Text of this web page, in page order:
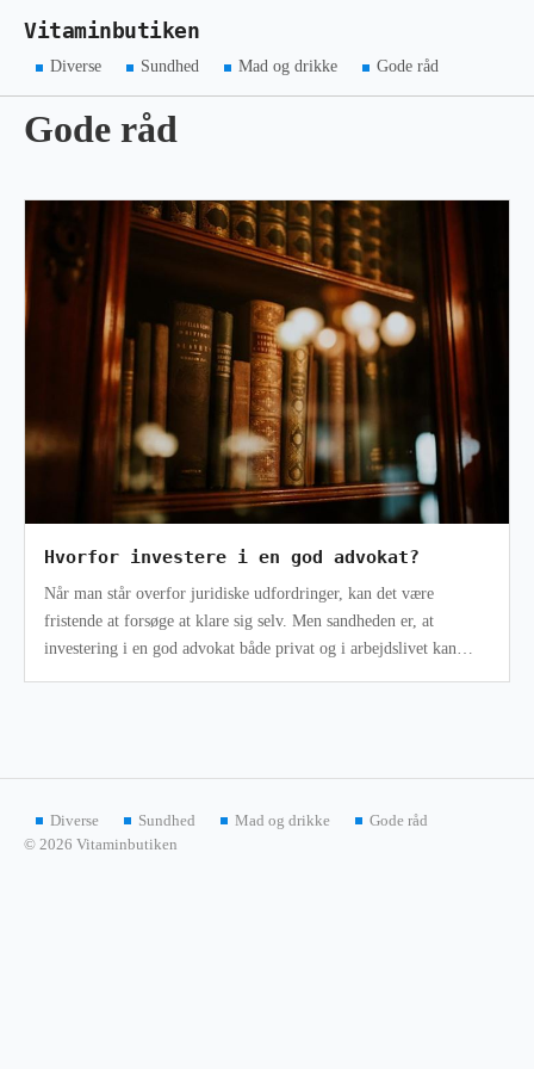
Vitaminbutiken
Diverse Sundhed Mad og drikke Gode råd
Gode råd
Hvorfor investere i en god advokat?
Når man står overfor juridiske udfordringer, kan det være
fristende at forsøge at klare sig selv. Men sandheden er, at
investering i en god advokat både privat og i arbejdslivet kan
Diverse Sundhed Mad og drikke
Gode råd
© 2026 Vitaminbutiken